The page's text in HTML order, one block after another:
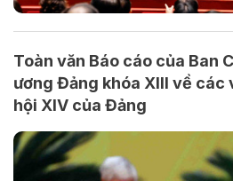
Toàn văn Báo cáo của Ban
ương Đảng khóa XIII về các
hội XIV của Đảng